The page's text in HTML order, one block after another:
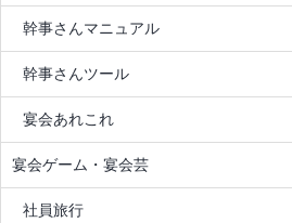
幹事さんマニュアル
幹事さんツール
宴会あれこれ
宴会ゲーム・宴会芸
社員旅行